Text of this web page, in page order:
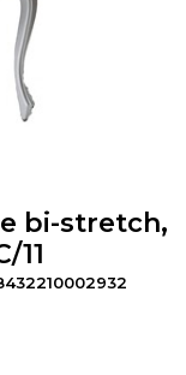
bi-stretch,
11